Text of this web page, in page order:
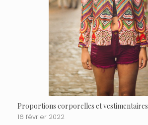
Proportions corporelles et vestimentaires
16 février 2022